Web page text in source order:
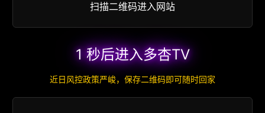
扫描二维码进入网站
1 秒后进入多杏TV
近日风控政策严峻，保存二维码即可随时回家